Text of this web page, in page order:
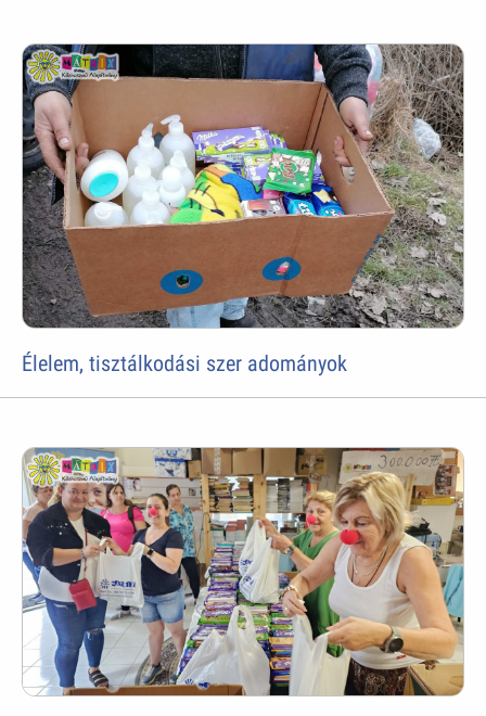
Élelem, tisztálkodási szer adományok